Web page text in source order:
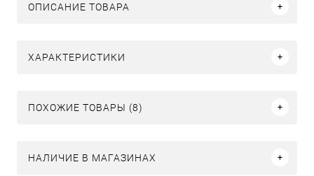
ОПИСАНИЕ ТОВАРА
ХАРАКТЕРИСТИКИ
ПОХОЖИЕ ТОВАРЫ (8)
НАЛИЧИЕ В МАГАЗИНАХ